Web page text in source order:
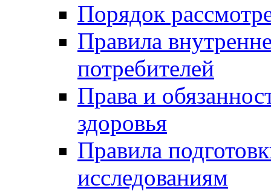
Порядок
Правила
потребителей
Права и
здоровья
Правила
исследованиям